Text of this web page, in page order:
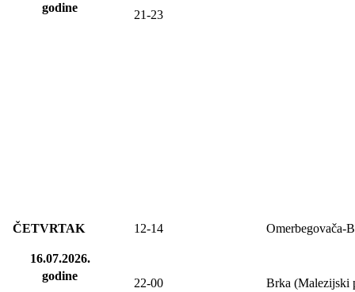
godine
21-23
ČETVRTAK
16.07.2026.
godine
12-14 Omerbegovača-
22-00 Brka (Malezijski